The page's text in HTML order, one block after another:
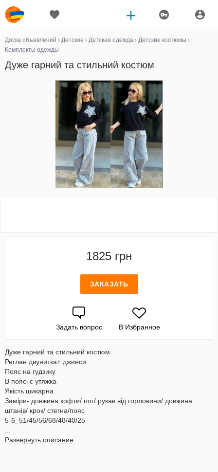
Доска объявлений › Детское › Детская одежда › Детские костюмы ›
Комплекты одежды
Дуже гарний та стильний костюм
1825 грн
ЗАКАЗАТЬ
Задать вопрос В Избранное
Дуже гарний та стильний костюм
Реглан двунитка+ джинси
Пояс на гудзику
В поясі є утяжка
Якість шикарна
Заміри- довжина кофти/ пог/ рукав від горловини/ довжина
штанів/ крок/ стегна/пояс
5-6_51/45/56/68/48/40/25
Развернуть описание